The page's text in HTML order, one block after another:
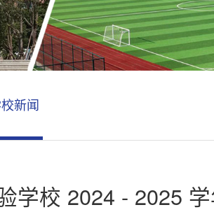
新闻
学校 2024 - 2025